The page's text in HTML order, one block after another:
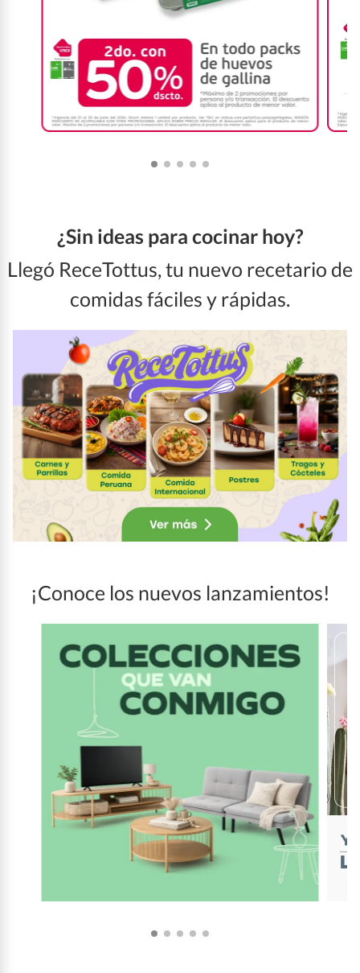
¿Sin ideas para cocinar hoy?
Llegó ReceTottus, tu nuevo recetario de
comidas fáciles y rápidas.
¡Conoce los nuevos lanzamientos!